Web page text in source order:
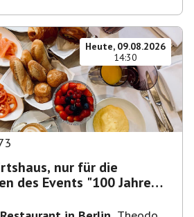
Heute, 09.08.2026
14:30
nur für die
des Events "100 Jahre